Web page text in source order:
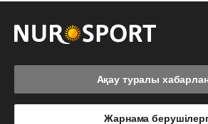
Ақау туралы
Жарнама